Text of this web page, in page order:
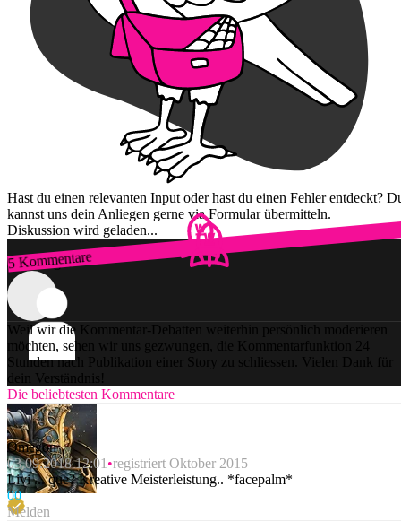
Hast du einen relevanten Input oder hast du einen Fehler entdeckt?
kannst uns dein Anliegen gerne via Formular übermitteln.
Diskussion wird geladen...
5 Kommentare
Zum Login
Weil wir die Kommentar-Debatten weiterhin persönlich moderieren
möchten, sehen wir uns gezwungen, die Kommentarfunktion 24
Stunden nach Publikation einer Story zu schliessen. Vielen Dank für
dein Verständnis!
Die beliebtesten Kommentare
Omegon
03.09.2018 12:01 registriert Oktober 2015
Livi ... que? Kreative Meisterleistung.. *facepalm*
00
Melden